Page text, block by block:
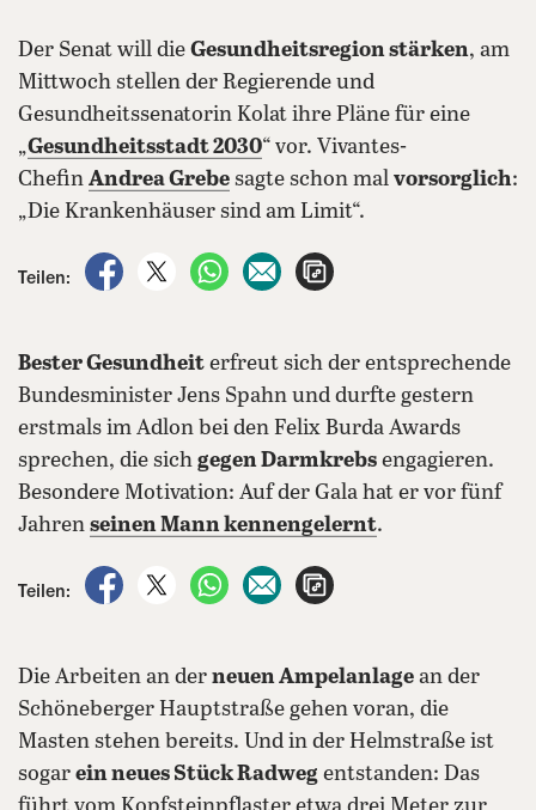
Der Senat will die Gesundheitsregion stärken, am
Mittwoch stellen der Regierende und
Gesundheitssenatorin Kolat ihre Pläne für eine
„Gesundheitsstadt 2030“ vor. Vivantes-
Chefin Andrea Grebe sagte schon mal vorsorglich:
„Die Krankenhäuser sind am Limit“.
Teilen:
auf Facebook teilen
auf X teilenper WhatsApp teilen
per E-Mail teilen
Bester Gesundheit erfreut sich der entsprechende
Bundesminister Jens Spahn und durfte gestern
erstmals im Adlon bei den Felix Burda Awards
sprechen, die sich gegen Darmkrebs engagieren.
Besondere Motivation: Auf der Gala hat er vor fünf
Jahren seinen Mann kennengelernt.
Teilen:
auf Facebook teilen
auf X teilenper WhatsApp teilen
per E-Mail teilen
Die Arbeiten an der neuen Ampelanlage an der
Schöneberger Hauptstraße gehen voran, die
Masten stehen bereits. Und in der Helmstraße ist
sogar ein neues Stück Radweg entstanden: Das